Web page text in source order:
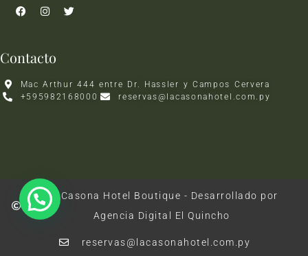
Contacto
Mac Arthur 444 entre Dr. Hassler y Campos Cervera
+595982168000
reservas@lacasonahotel.com.py
La Casona Hotel Boutique - Desarrollado por
Agencia Digital El Quincho
reservas@lacasonahotel.com.py